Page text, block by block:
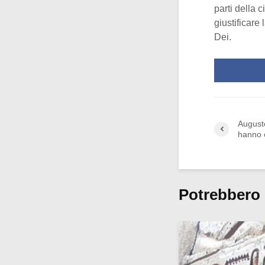
parti della
giustificare
Dei.
hanno